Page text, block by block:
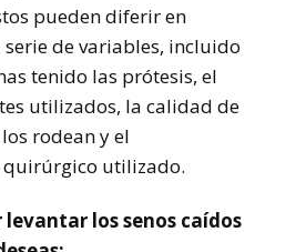
pueden diferir en
de variables, incluido
tenido las prótesis, el
utilizados, la calidad de
rodean y el
utilizado.
levantar los senos caídos